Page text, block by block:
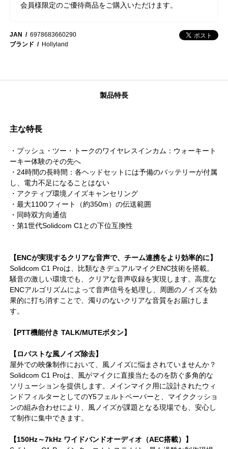
会員様限定のご優待商品をご購入いただけます。
JAN
6978683660290
ブランド
Hollyland
製品特長
主な特長
・プッシュ・ツー・トークのワイヤレスインカム：ウォーキート
ーキー体験のその先へ
・24時間の長時間：各ヘッドセットには予備のバッテリーが付属
し、電力不足になることはない
・アクティブ環境ノイズキャンセリング
・最大1100フィート（約350m）の伝送範囲
・同時双方向通信
・第1世代Solidcom C1との下位互換性
【ENCが実現するクリアな音声で、チーム連携をより効率的に】
Solidcom C1 Proは、比類なきデュアルマイクENC技術を搭載。
騒音の激しい環境でも、クリアな音声収録を実現します。高度な
ENCアルゴリズムによって音声信号を処理し、周囲のノイズを効
果的に打ち消すことで、濁りのないクリアな音質をお届けしま
す。
【PTT機能付き TALK/MUTEボタン】
【ロバストな風ノイズ除去】
屋外での映像制作において、風ノイズに悩まされていませんか？
Solidcom C1 Proは、風がマイクに直接当たるのを防ぐ多角的な
ソリューションを提供します。メインマイク用に設計されたウィ
ンドフィルターとしてのY5フェルトペーパーと、マイククッショ
ンの組み合わせにより、風ノイズが課題となる現場でも、安心し
て制作に集中できます。
【150Hz～7kHz ワイドバンドオーディオ（AEC搭載）】